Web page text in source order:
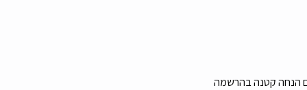
להירשם ב-160 שקלים לאדם בלבד (עם הנחה קטנה בהרשמה